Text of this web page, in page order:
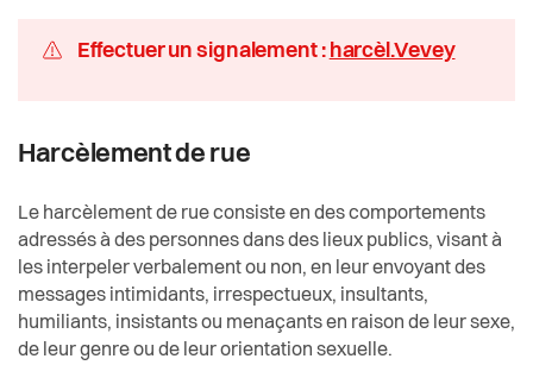
Espaces urbains
Patrimoine arborisé
Places de jeux
Sensibilisation aux déchets
Travaux en cours
Histoire
Intégration
Jeunesse
Règlements
Effectuer un signalement : harcèl.Vevey
Harcèlement de rue
Le harcèlement de rue consiste en des comportements
adressés à des personnes dans des lieux publics, visant à
les interpeler verbalement ou non, en leur envoyant des
messages intimidants, irrespectueux, insultants,
humiliants, insistants ou menaçants en raison de leur sexe,
de leur genre ou de leur orientation sexuelle.